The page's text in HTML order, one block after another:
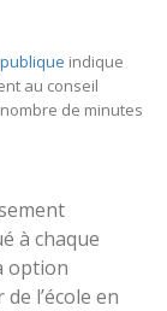
indique
au conseil
de minutes
à chaque
option
l’école en